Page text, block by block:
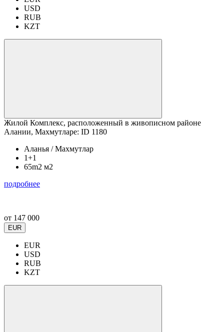
USD
RUB
KZT
Жилой Комплекс, расположенный в живописном районе
Алании, Махмутларе: ID 1180
Аланья / Махмутлар
1+1
65m2 м2
подробнее
от 147 000
EUR
EUR
USD
RUB
KZT